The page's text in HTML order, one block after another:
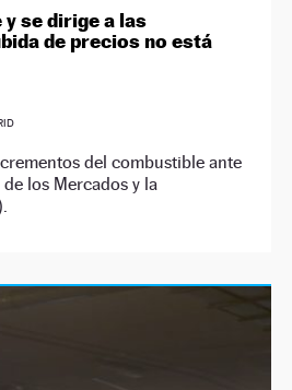
y se dirige a las
de precios no está
del combustible ante
los Mercados y la